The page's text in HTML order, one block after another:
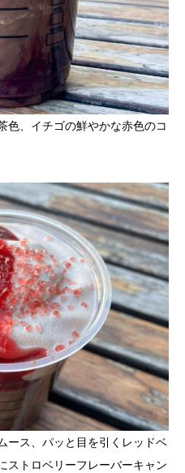
色、イチゴの鮮やかな赤色のコ
ース、パッと目を引くレッドベ
ストロベリーフレーバーキャン